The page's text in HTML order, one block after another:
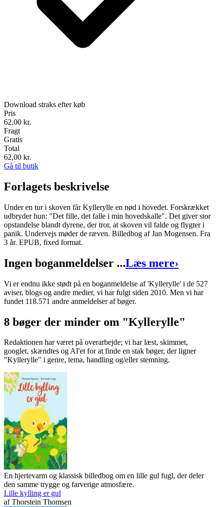
Download straks efter køb
Pris
62,00 kr.
Fragt
Gratis
Total
62,00 kr.
Gå til butik
Forlagets beskrivelse
Under en tur i skoven får Kyllerylle en nød i hovedet. Forskrækket
udbryder hun: "Det fille, det falle i min hovedskalle". Det giver stor
opstandelse blandt dyrene, der tror, at skoven vil falde og flygter i
panik. Undervejs møder de ræven. Billedbog af Jan Mogensen. Fra
3 år. EPUB, fixed format.
Ingen boganmeldelser ...Læs mere›
Vi er endnu ikke stødt på en boganmeldelse af 'Kyllerylle' i de 527
aviser, blogs og andre medier, vi har fulgt siden 2010. Men vi har
fundet 118.571 andre anmeldelser af bøger.
8 bøger der minder om "Kyllerylle"
Redaktionen har været på overarbejde; vi har læst, skimmet,
googlet, skændtes og AI'et for at finde en stak bøger, der ligner
"Kyllerylle" i genre, tema, handling og/eller stemning.
En hjertevarm og klassisk billedbog om en lille gul fugl, der deler
den samme trygge og farverige atmosfære.
Lille kylling er gul
afThorstein Thomsen